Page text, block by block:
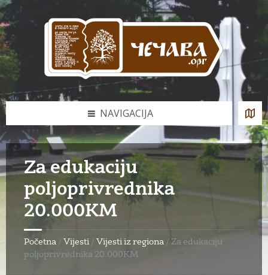
Skip
to
content
Skip
to
left
sidebar
Skip
to
footer
NAVIGACIJA
Za edukaciju
poljoprivrednika
20.000KM
Početna / Vijesti / Vijesti iz regiona / Za edukaciju
poljoprivrednika 20.000KM